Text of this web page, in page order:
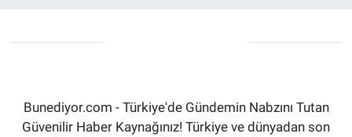
Bunediyor.com - Türkiye'de Gündemin Nabzını Tutan
Güvenilir Haber Kaynağınız! Türkiye ve dünyadan son